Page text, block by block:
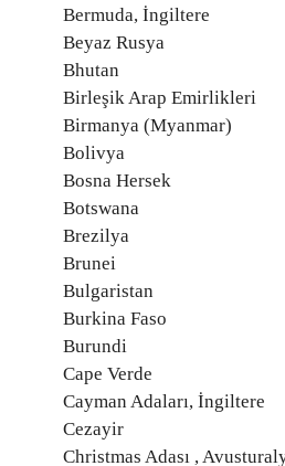
Bermuda, İngiltere
Beyaz Rusya
Bhutan
Birleşik Arap Emirlikleri
Birmanya (Myanmar)
Bolivya
Bosna Hersek
Botswana
Brezilya
Brunei
Bulgaristan
Burkina Faso
Burundi
Cape Verde
Cayman Adaları, İngiltere
Cezayir
Christmas Adası ,